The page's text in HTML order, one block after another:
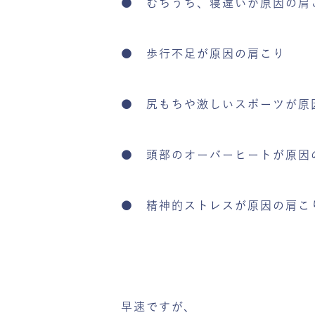
● むちうち、寝違いが原因の肩
● 歩行不足が原因の肩こり
● 尻もちや激しいスポーツが原
● 頭部のオーバーヒートが原因
● 精神的ストレスが原因の肩こ
早速ですが、